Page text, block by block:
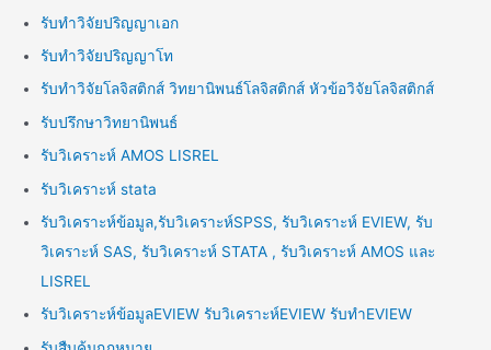
รับทำวิจัยปริญญาเอก
รับทำวิจัยปริญญาโท
รับทำวิจัยโลจิสติกส์ วิทยานิพนธ์โลจิสติกส์ หัวข้อวิจัยโลจิสติกส์
รับปรึกษาวิทยานิพนธ์
รับวิเคราะห์ AMOS LISREL
รับวิเคราะห์ stata
รับวิเคราะห์ข้อมูล,รับวิเคราะห์SPSS, รับวิเคราะห์ EVIEW, รับ
วิเคราะห์ SAS, รับวิเคราะห์ STATA , รับวิเคราะห์ AMOS และ
LISREL
รับวิเคราะห์ข้อมูลEVIEW รับวิเคราะห์EVIEW รับทำEVIEW